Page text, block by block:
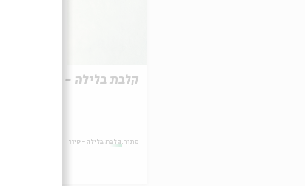
קלבת בלילה - סיון - שלח
מתוך: קלבת בלילה - סיון